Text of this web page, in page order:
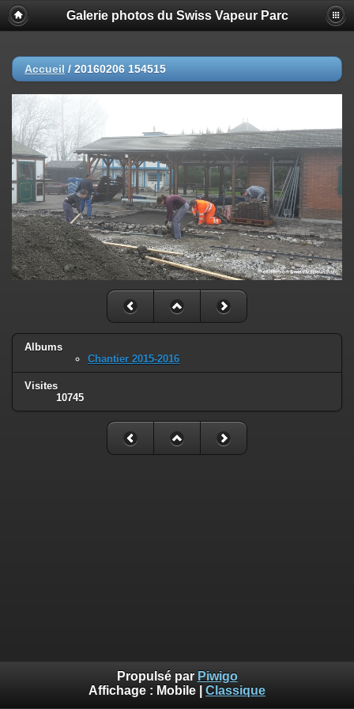
Galerie photos du Swiss Vapeur Parc
Accueil / 20160206 154515
Albums
Chantier 2015-2016
Visites
10745
Propulsé par Piwigo
Affichage : Mobile Classique